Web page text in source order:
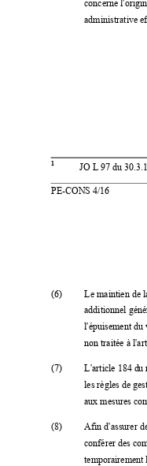
PE-CONS 4/16
concerne l
administrative
1 JO L 97 du
(6) Le maintien de
additionnel
l'épuisement
non traitée à
(7) L'article 184 du
les règles de
aux mesures
(8) Afin d'assurer
conférer des
temporairement